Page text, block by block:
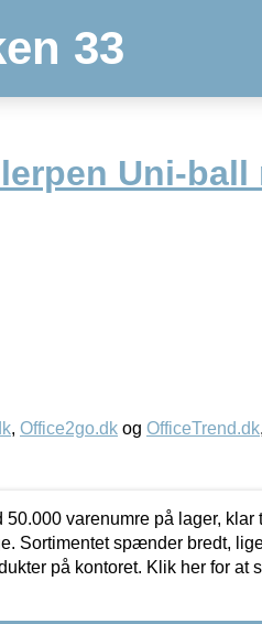
33
Uni-ball
, Office2go.dk og OfficeTrend.dk
50.000 varenumre på lager, klar
Sortimentet spænder bredt,
på kontoret. Klik her for at